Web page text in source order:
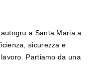
a Santa Maria a
sicurezza e
Partiamo da una